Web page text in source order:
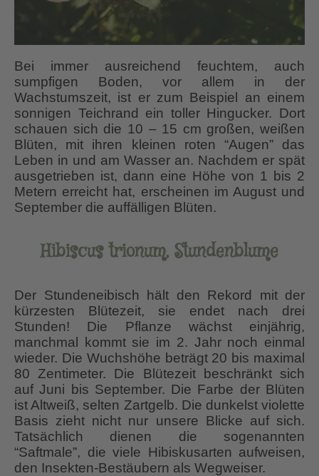
Bei immer ausreichend feuchtem, auch
sumpfigen Boden, vor allem in der
Wachstumszeit, ist er zum Beispiel an einem
sonnigen Teichrand ein toller Hingucker. Dort
schauen sich die 10 – 15 cm großen, weißen
Blüten, mit ihren kleinen roten “Augen” das
Leben in und am Wasser an. Nachdem er spät
ausgetrieben ist, dann eine Höhe von 1 bis 2
Metern erreicht hat, erscheinen im August und
September die auffälligen Blüten.
Hibiscus trionum, Stundenblume
Der Stundeneibisch hält den Rekord mit der
kürzesten Blütezeit, sie endet nach drei
Stunden! Die Pflanze wächst einjährig,
manchmal kommt sie im 2. Jahr noch einmal
wieder. Die Wuchshöhe beträgt 20 bis maximal
80 Zentimeter. Die Blütezeit beschränkt sich
auf Juni bis September. Die Farbe der Blüten
ist Altweiß, selten Zartgelb. Die dunkelst violette
Basis zieht nicht nur unsere Blicke auf sich.
Tatsächlich dienen die sogenannten
“Saftmale”, die viele Hibiskusarten aufweisen,
den Insekten-Bestäubern als Wegweiser.